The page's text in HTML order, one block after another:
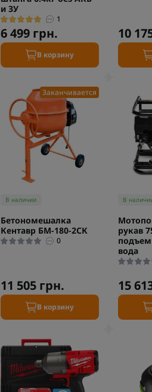
и ЗУ
1
6 499 грн.
В корзину
10
Заканчивается
В наличии
Бетономешалка
Кентавр БМ-180-2СК
0
11 505 грн.
В корзину
В
рукав
вода
15